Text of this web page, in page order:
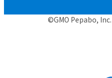
©GMO Pepabo,